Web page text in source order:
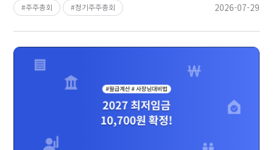
주주총회 정기주주총회 2026-07-29